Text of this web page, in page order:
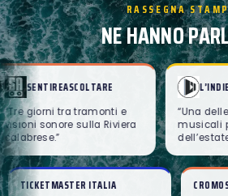
RASSEGNA
NE HANNO
L’INDIEPENDENTE
Una delle proposte
musicali più interessanti
dell’estate, sul Lungomare
TICKETMASTER